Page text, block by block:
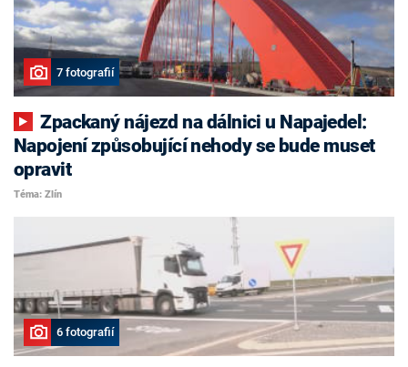
7 fotografií
Zpackaný nájezd na dálnici u Napajedel:
Napojení způsobující nehody se bude muset
opravit
Téma: Zlín
6 fotografií